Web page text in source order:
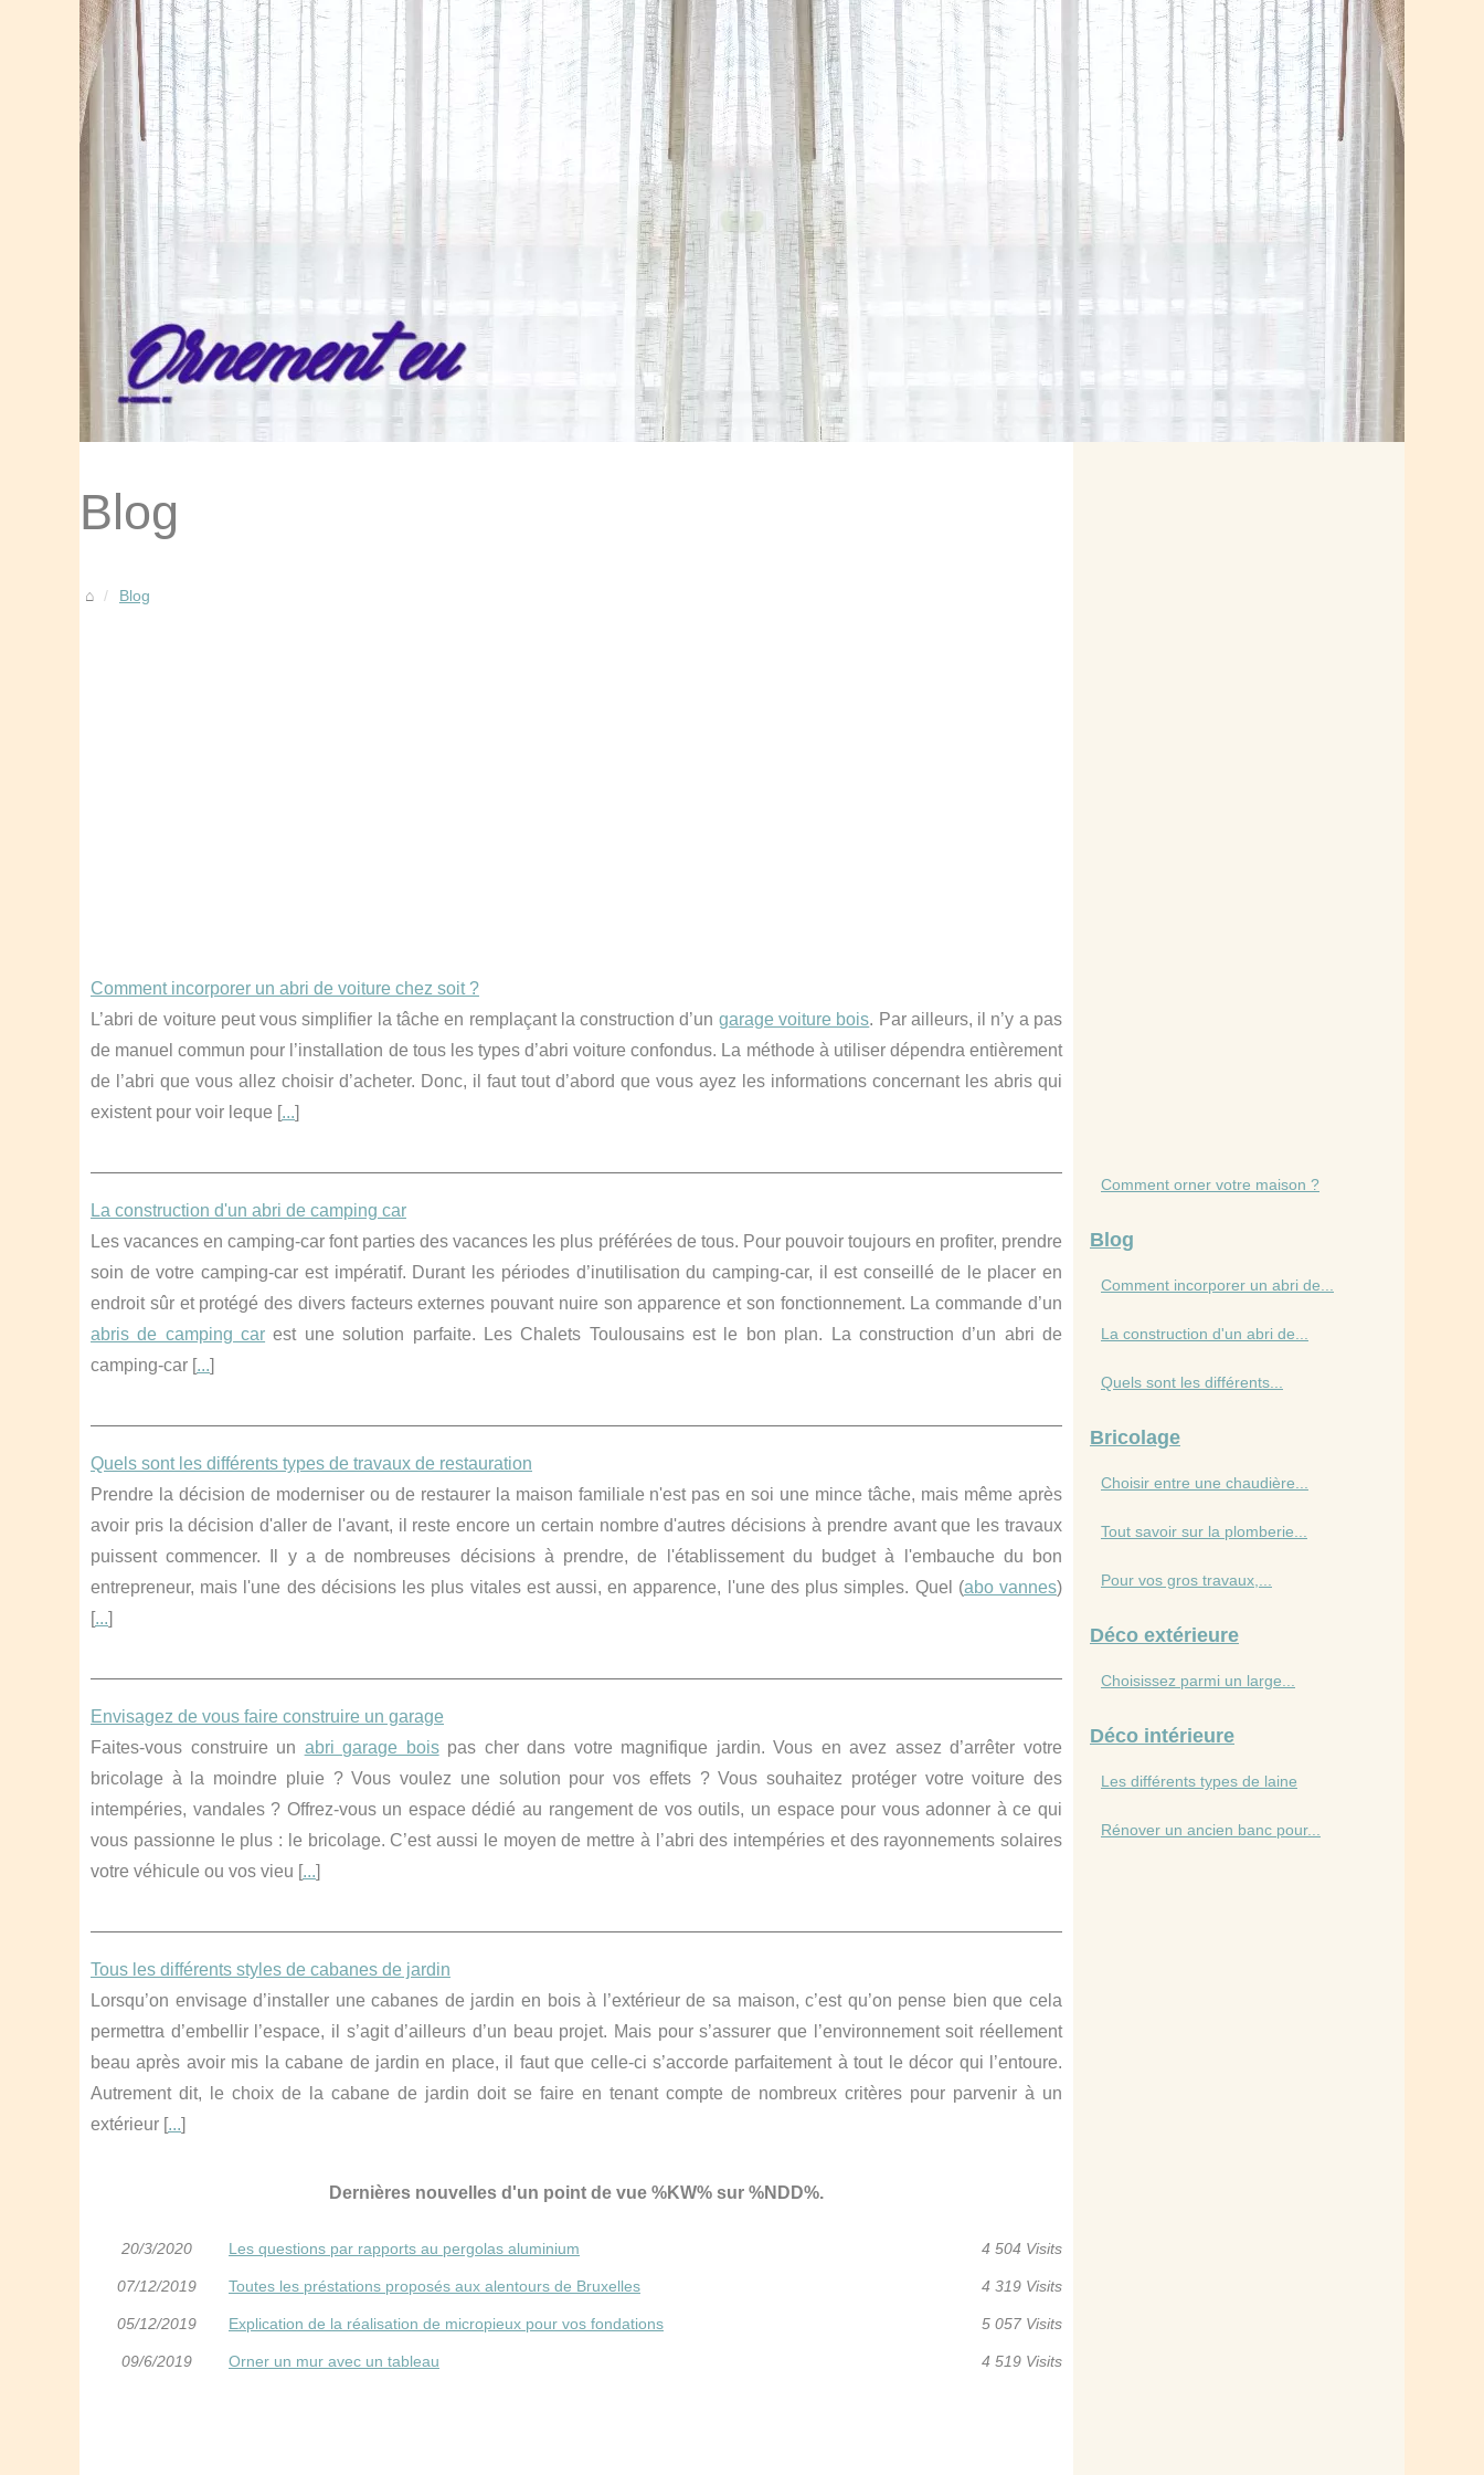
Blog
Blog
Comment incorporer un abri de voiture chez soit ?
L’abri de voiture peut vous simplifier la tâche en remplaçant la construction d’un garage voiture bois. Par ailleurs, il n’y a pas
de manuel commun pour l’installation de tous les types d’abri voiture confondus. La méthode à utiliser dépendra entièrement
de l’abri que vous allez choisir d’acheter. Donc, il faut tout d’abord que vous ayez les informations concernant les abris qui
existent pour voir leque [...]
La construction d'un abri de camping car
Les vacances en camping-car font parties des vacances les plus préférées de tous. Pour pouvoir toujours en profiter, prendre
soin de votre camping-car est impératif. Durant les périodes d’inutilisation du camping-car, il est conseillé de le placer en
endroit sûr et protégé des divers facteurs externes pouvant nuire son apparence et son fonctionnement. La commande d’un
abris de camping car est une solution parfaite. Les Chalets Toulousains est le bon plan. La construction d’un abri de
camping-car [...]
Quels sont les différents types de travaux de restauration
Prendre la décision de moderniser ou de restaurer la maison familiale n'est pas en soi une mince tâche, mais même après
avoir pris la décision d'aller de l'avant, il reste encore un certain nombre d'autres décisions à prendre avant que les travaux
puissent commencer. Il y a de nombreuses décisions à prendre, de l'établissement du budget à l'embauche du bon
entrepreneur, mais l'une des décisions les plus vitales est aussi, en apparence, l'une des plus simples. Quel (abo vannes)
[...]
Envisagez de vous faire construire un garage
Faites-vous construire un abri garage boispas cher dans votre magnifique jardin. Vous en avez assez d’arrêter votre
bricolage à la moindre pluie ? Vous voulez une solution pour vos effets ? Vous souhaitez protéger votre voiture des
intempéries, vandales ? Offrez-vous un espace dédié au rangement de vos outils, un espace pour vous adonner à ce qui
vous passionne le plus : le bricolage. C’est aussi le moyen de mettre à l’abri des intempéries et des rayonnements solaires
votre véhicule ou vos vieu [...]
Tous les différents styles de cabanes de jardin
Lorsqu’on envisage d’installer une cabanes de jardin en bois à l’extérieur de sa maison, c’est qu’on pense bien que cela
permettra d’embellir l’espace, il s’agit d’ailleurs d’un beau projet. Mais pour s’assurer que l’environnement soit réellement
beau après avoir mis la cabane de jardin en place, il faut que celle-ci s’accorde parfaitement à tout le décor qui l’entoure.
Autrement dit, le choix de la cabane de jardin doit se faire en tenant compte de nombreux critères pour parvenir à un
extérieur [...]
Dernières nouvelles d'un point de vue %KW% sur %NDD%.
20/3/2020 Les questions par rapports au pergolas aluminium 4 504 Visits
07/12/2019 Toutes les préstations proposés aux alentours de Bruxelles 4 319 Visits
05/12/2019 Explication de la réalisation de micropieux pour vos fondations 5 057 Visits
09/6/2019 Orner un mur avec un tableau 4 519 Visits
Comment orner votre maison ?
Blog
Comment incorporer un abri de...
La construction d'un abri de...
Quels sont les différents...
Bricolage
Choisir entre une chaudière...
Tout savoir sur la plomberie...
Pour vos gros travaux,...
Déco extérieure
Choisissez parmi un large...
Déco intérieure
Les différents types de laine
Rénover un ancien banc pour...